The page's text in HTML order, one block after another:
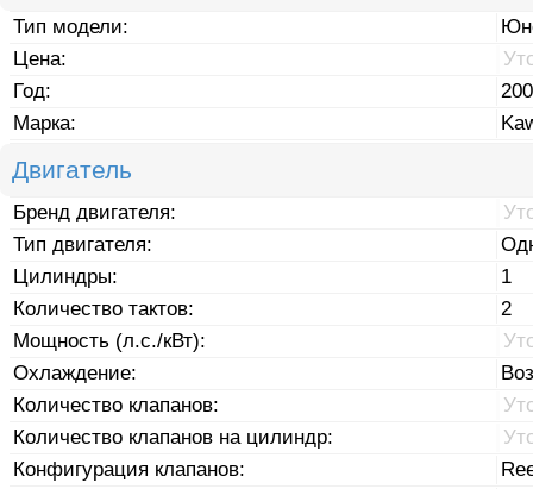
Тип модели:
Цена:
Год:
Марка:
Двигатель
Бренд двигателя:
Тип двигателя:
Цилиндры:
1
Количество тактов:
2
Мощность (л.с./кВт):
Охлаждение:
Количество клапанов:
Количество клапанов на цилиндр:
Конфигурация клапанов: